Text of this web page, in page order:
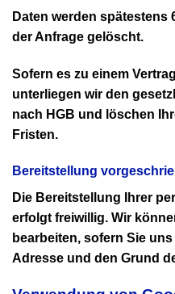
Daten werden spätestens
der Anfrage gelöscht.
Sofern es zu einem
unterliegen wir den
nach HGB und löschen
Fristen.
Bereitstellung
Die Bereitstellung Ihrer
erfolgt freiwillig. Wir
bearbeiten, sofern Sie
Adresse und den Grund